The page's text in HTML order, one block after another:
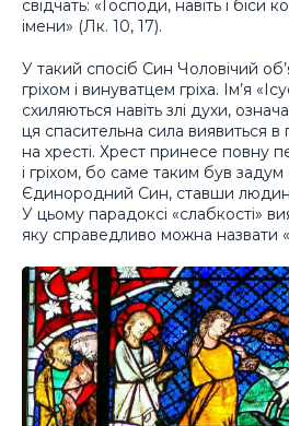
свідчать: «Господи, навіть і біси
імени» (Лк. 10, 17).
У такий спосіб Син Чоловічий
гріхом і винуватцем гріха. Ім’я
схиляються навіть злі духи,
ця спасительна сила виявиться в
на хресті. Хрест принесе повну
і гріхом, бо саме таким був
Єдинородний Син, ставши
У цьому парадоксі «слабкості»
яку справедливо можна назвати